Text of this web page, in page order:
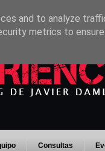
Consultas
and to analyze
metrics to